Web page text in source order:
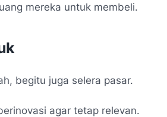
mereka untuk membeli.
begitu juga selera pasar.
agar tetap relevan.